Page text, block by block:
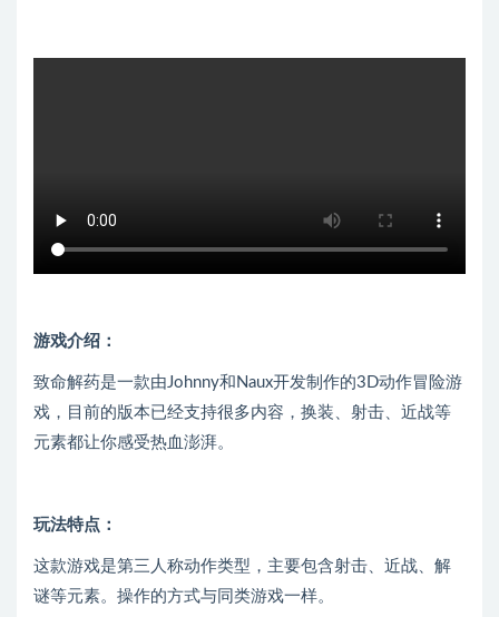
游戏介绍：
致命解药是一款由Johnny和Naux开发制作的3D动作冒险游
戏，目前的版本已经支持很多内容，换装、射击、近战等
元素都让你感受热血澎湃。
玩法特点：
这款游戏是第三人称动作类型，主要包含射击、近战、解
谜等元素。操作的方式与同类游戏一样。